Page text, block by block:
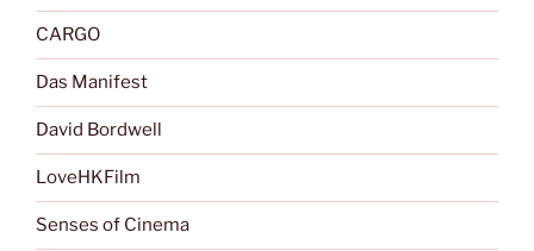
CARGO
Das Manifest
David Bordwell
LoveHKFilm
Senses of Cinema